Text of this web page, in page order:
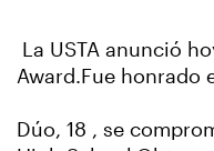
La USTA anunció
Award.Fue honrado
Dúo, 18 , se